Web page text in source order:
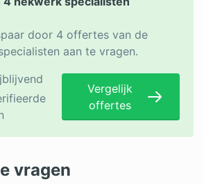
door 4 offertes van de
aan te vragen.
Vergelijk
offertes
vragen